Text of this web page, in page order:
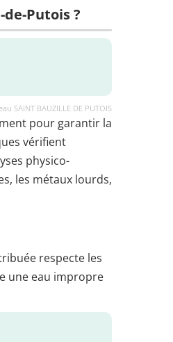
Putois ?
SAINT BAUZILLE DE PUTOIS
pour garantir la
vérifient
physico-
les métaux lourds,
respecte les
une eau impropre